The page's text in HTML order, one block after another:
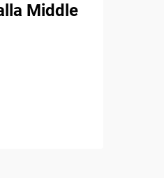
Middle